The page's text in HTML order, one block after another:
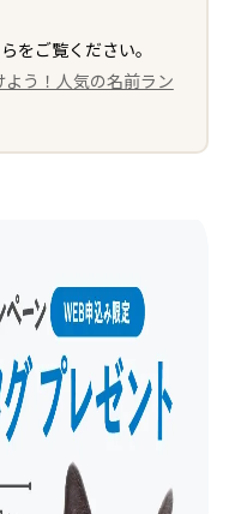
をご覧ください。
よう！人気の名前ラン